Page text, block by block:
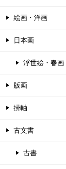
絵画・洋画
日本画
浮世絵・春画
版画
掛軸
古文書
古書